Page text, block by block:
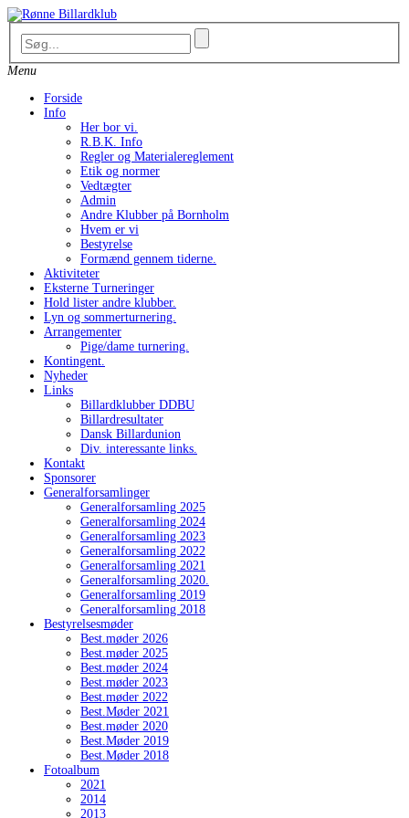
Skip
to
content
Menu
Forside
Info
Her bor vi.
R.B.K. Info
Regler og Materialereglement
Etik og normer
Vedtægter
Admin
Andre Klubber på Bornholm
Hvem er vi
Bestyrelse
Formænd gennem tiderne.
Aktiviteter
Eksterne Turneringer
Hold lister andre klubber.
Lyn og sommerturnering.
Arrangementer
Pige/dame turnering.
Kontingent.
Nyheder
Links
Billardklubber DDBU
Billardresultater
Dansk Billardunion
Div. interessante links.
Kontakt
Sponsorer
Generalforsamlinger
Generalforsamling 2025
Generalforsamling 2024
Generalforsamling 2023
Generalforsamling 2022
Generalforsamling 2021
Generalforsamling 2020.
Generalforsamling 2019
Generalforsamling 2018
Bestyrelsesmøder
Best.møder 2026
Best.møder 2025
Best.møder 2024
Best.møder 2023
Best.møder 2022
Best.Møder 2021
Best.møder 2020
Best.Møder 2019
Best.Møder 2018
Fotoalbum
2021
2014
2013